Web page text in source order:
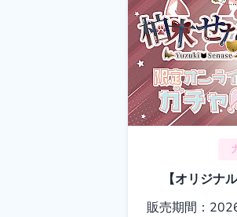
【オリジナ
販売期間：